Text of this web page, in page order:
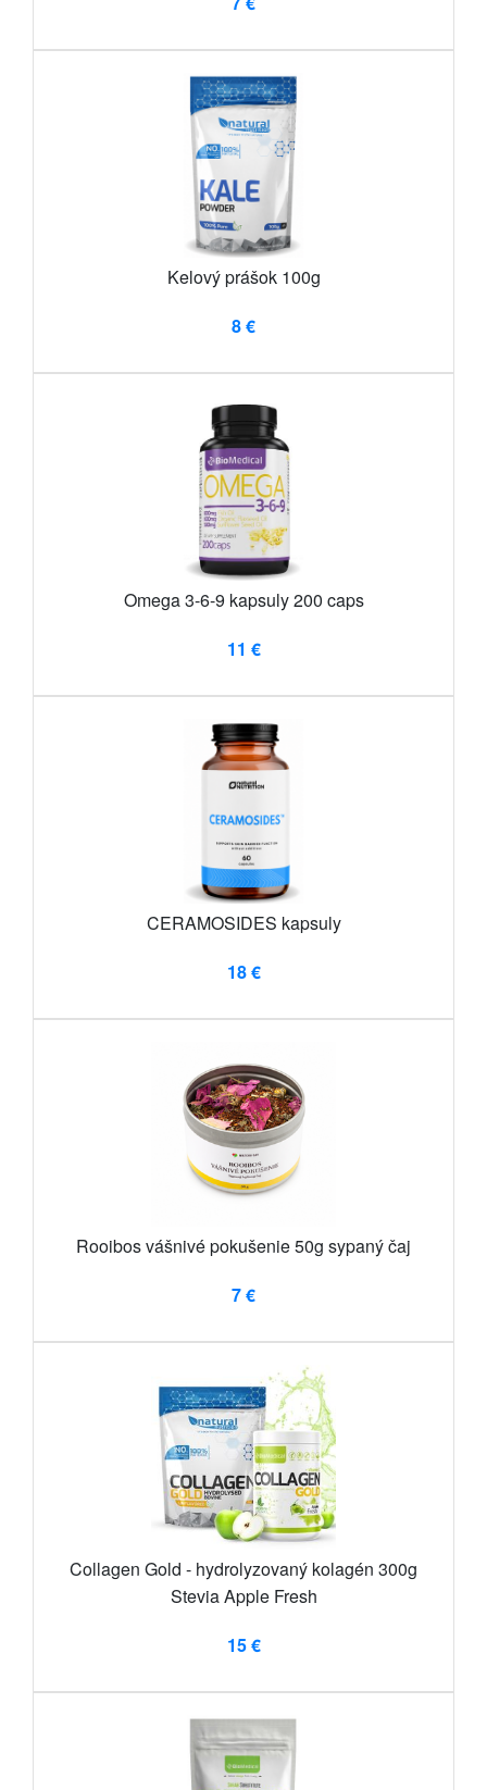
Kelový prášok 100g
8 €
Omega 3-6-9 kapsuly 200 caps
11 €
CERAMOSIDES kapsuly
18 €
Rooibos vášnivé pokušenie 50g sypaný čaj
7 €
Collagen Gold - hydrolyzovaný kolagén 300g
Stevia Apple Fresh
15 €